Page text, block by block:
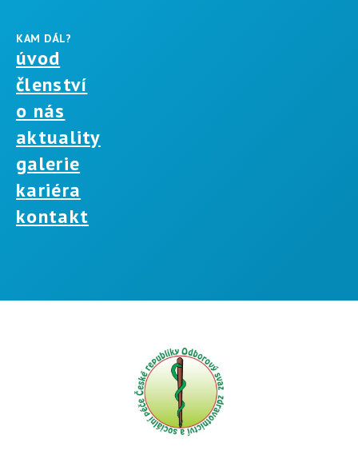
KAM DÁL?
úvod
členství
o nás
aktuality
galerie
kariéra
kontakt